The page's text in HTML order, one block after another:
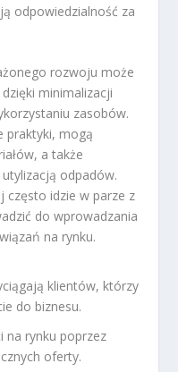
odpowiedzialność za
rozwoju może
minimalizacji
zasobów.
praktyki, mogą
a także
odpadów.
często idzie w parze z
do wprowadzania
na rynku.
klientów, którzy
do biznesu.
na rynku poprzez
oferty.